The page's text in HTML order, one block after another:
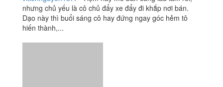
nhưng chủ yếu là cô chủ đẩy xe đẩy đi khắp nơi bán.
Dạo này thì buổi sáng cô hay đứng ngay góc hẻm tô
hiến thành,...